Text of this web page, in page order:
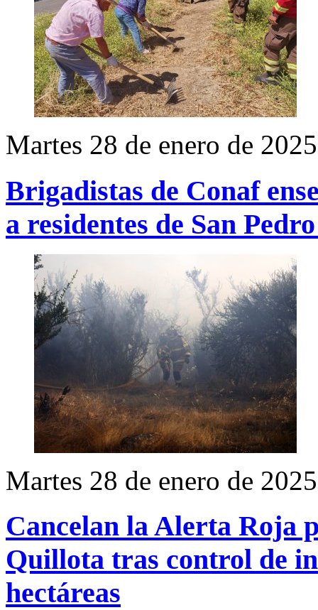
Martes 28 de enero de 2025
Brigadistas de Conaf
a residentes de San
Martes 28 de enero de 2025
Cancelan la Alerta Roja
Quillota tras control de
hectáreas